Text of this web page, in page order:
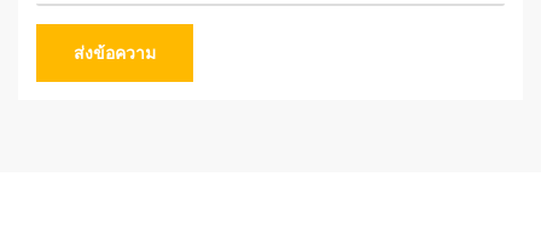
ส่งข้อความ